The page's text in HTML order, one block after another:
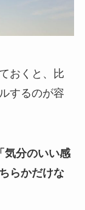
おくと、比
するのが容
「気分のいい感
らかだけな